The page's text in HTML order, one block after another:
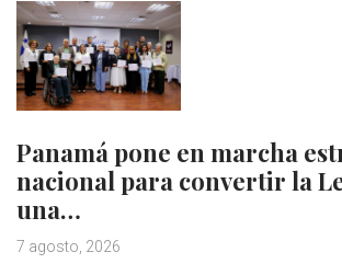
Panamá pone en marcha
nacional para convertir la
una…
7 agosto, 2026